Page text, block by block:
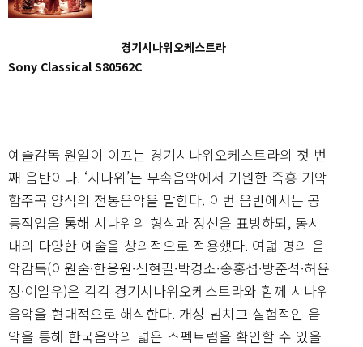
경기시나위오케스트라
Sony Classical S80562C
예술감독 원일이 이끄는 경기시나위오케스트라의 첫 번
째 음반이다. ‘시나위’는 무속음악에서 기원한 즉흥 기악
합주곡 양식의 전통음악을 말한다. 이번 음반에서는 공
동작업을 통해 시나위의 형식과 정신을 표방하되, 동시
대의 다양한 예술을 창의적으로 적용했다. 여덟 명의 음
악감독(이원술·한웅원·신현필·박경소·송홍섭·방준석·허윤
정·이일우)은 각각 경기시나위오케스트라와 함께 시나위
음악을 현대적으로 해석한다. 개성 넘치고 실험적인 음
악을 통해 한국음악의 넓은 스펙트럼을 확인할 수 있을